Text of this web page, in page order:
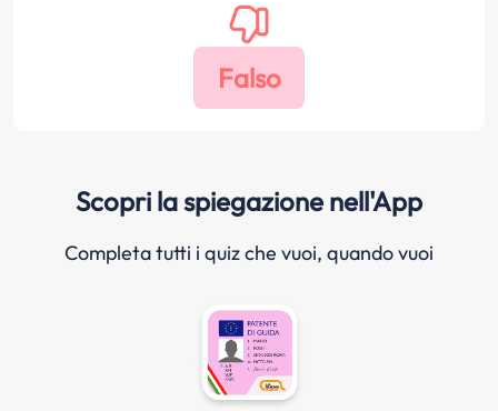
Scopri la spiegazione nell'App
Completa tutti i quiz che vuoi, quando vuoi